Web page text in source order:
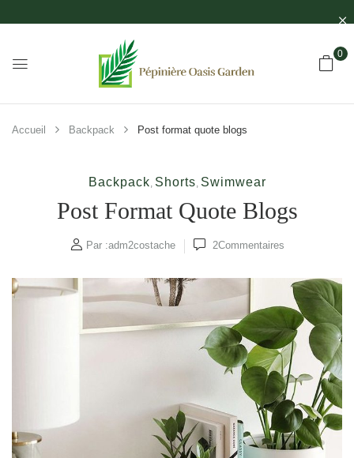
0
Accueil Backpack Post format quote blogs
Backpack, Shorts, Swimwear
Post Format Quote Blogs
Par :adm2costache 2Commentaires